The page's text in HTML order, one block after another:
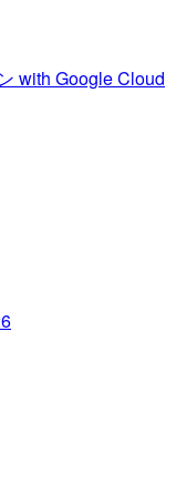
with Google Cloud